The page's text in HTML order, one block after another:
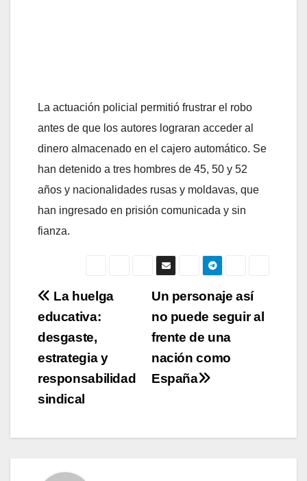
La actuación policial permitió frustrar el robo
antes de que los autores lograran acceder al
dinero almacenado en el cajero automático. Se
han detenido a tres hombres de 45, 50 y 52
años y nacionalidades rusas y moldavas, que
han ingresado en prisión comunicada y sin
fianza.
Navegación
de
entradas
Un personaje así
no puede seguir al
frente de una
nación como
España
La huelga
educativa:
desgaste,
estrategia y
responsabilidad
sindical